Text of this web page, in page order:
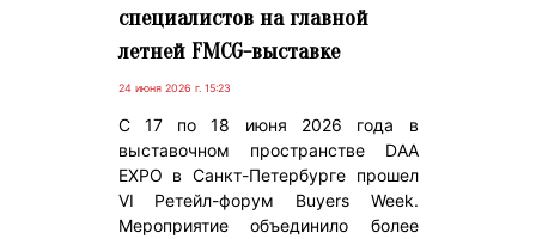
специалистов на главной
летней FMCG-выставке
24 июня 2026 г. 15:23
С 17 по 18 июня 2026 года в
выставочном пространстве DAA
EXPO в Санкт-Петербурге прошел
VI Ретейл-форум Buyers Week.
Мероприятие объединило более